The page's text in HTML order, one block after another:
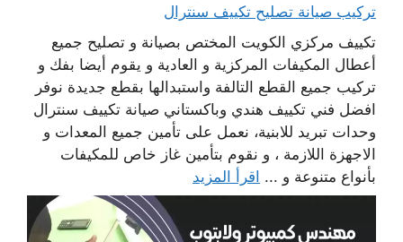
تركيب صيانة تصليح تكييف سنترال
تكييف مركزي الكويت المختص بصيانة و تصليح جميع
أعطال المكيفات المركزية و العادية و يقوم أيضا بفك و
تركيب جميع القطع التالفة واستبدالها بقطع جديدة نوفر
افضل فني تكييف هندي وباكستاني صيانة تكييف سنترال
وحدات تبريد للابنية، نعمل على تأمين جميع المعدات و
الاجهزة اللازمة ، و نقوم بتأمين غاز خاص للمكيفات
بأنواع متنوعة و ... اقرأ المزيد